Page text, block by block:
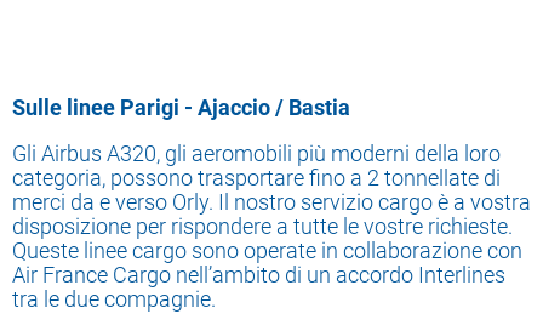
Sulle linee Parigi - Ajaccio / Bastia
Gli Airbus A320, gli aeromobili più moderni della loro
categoria, possono trasportare fino a 2 tonnellate di
merci da e verso Orly. Il nostro servizio cargo è a vostra
disposizione per rispondere a tutte le vostre richieste.
Queste linee cargo sono operate in collaborazione con
Air France Cargo nell’ambito di un accordo Interlines
tra le due compagnie.